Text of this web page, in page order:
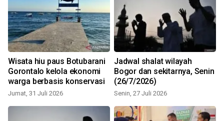
Wisata hiu paus Botubarani
Gorontalo kelola ekonomi
warga berbasis konservasi
Jumat, 31 Juli 2026
Jadwal shalat wilayah
Bogor dan sekitarnya, Senin
(26/7/2026)
Senin, 27 Juli 2026